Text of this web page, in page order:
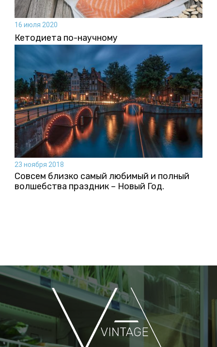
16 июля 2020
Кетодиета по-научному
23 ноября 2018
Совсем близко самый любимый и полный
волшебства праздник – Новый Год.